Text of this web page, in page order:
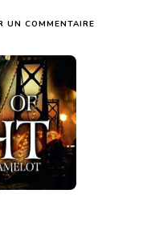
UN COMMENTAIRE